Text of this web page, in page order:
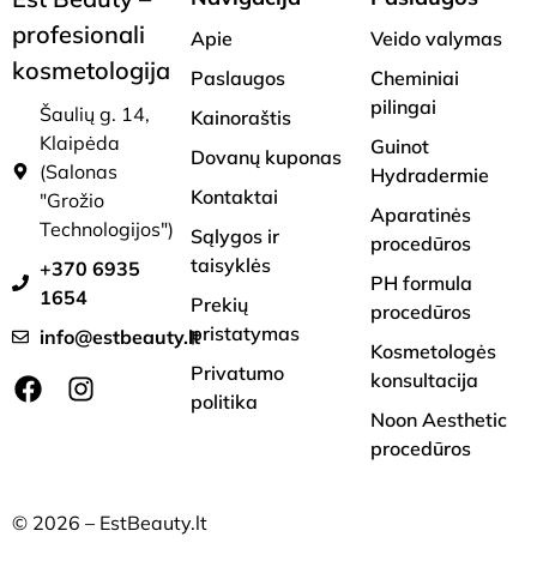
profesionali
kosmetologija
Šaulių g. 14,
Klaipėda
(Salonas
"Grožio
Technologijos")
+370 6935
1654
info@estbeauty.lt
Apie
Paslaugos
Kainoraštis
Dovanų kuponas
Kontaktai
Sąlygos ir
taisyklės
Prekių
pristatymas
Privatumo
politika
Veido valymas
Cheminiai
pilingai
Guinot
Hydradermie
Aparatinės
procedūros
PH formula
procedūros
Kosmetologės
konsultacija
Noon Aesthetic
procedūros
© 2026 – EstBeauty.lt